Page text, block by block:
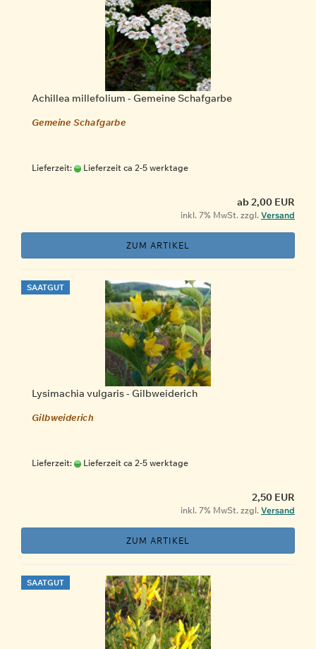
Achillea millefolium - Gemeine Schafgarbe
Gemeine Schafgarbe
Lieferzeit: Lieferzeit ca 2-5 werktage
ab 2,00 EUR
inkl. 7% MwSt. zzgl. Versand
ZUM ARTIKEL
SAATGUT
Lysimachia vulgaris - Gilbweiderich
Gilbweiderich
Lieferzeit: Lieferzeit ca 2-5 werktage
2,50 EUR
inkl. 7% MwSt. zzgl. Versand
ZUM ARTIKEL
SAATGUT